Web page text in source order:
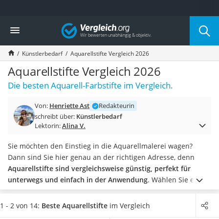
Die beliebtesten Vergleiche nach Kategorie
Freizeit & Sport
Gartentrampolin
Trampolin
Metalldetektor
Eufab-Fahrradträger
Trampolin 366 cm
Aluminium-Koffer
Futterboot
E-Bike-Dreirad
Trekkingschuhe Herren
Reisetasche mit Rollen
Klimmzugstation
Koffer
Nachtsichtgerät
Vergleich
Künstlerbedarf Aquarellstifte Vergleich 2026
Aquarellstifte Vergleich 2026
Die besten Aquarell-Farbstifte im Vergleich.
Von: Henriette Ast
Redakteurin
schreibt über: Künstlerbedarf
Lektorin:Alina V.
Sie möchten den Einstieg in die Aquarellmalerei wagen?
Dann sind Sie hier genau an der richtigen Adresse, denn
Aquarellstifte sind vergleichsweise günstig, perfekt für
unterwegs und einfach in der Anwendung. Wählen Sie ein
Set für sich, sind vor allem eine weiche Mine und eine hohe
Deckkraft entscheidend.Möchten Sie einAquarellstifte-Set
1 - 2 von 14: Beste Aquarellstifte im Vergleich